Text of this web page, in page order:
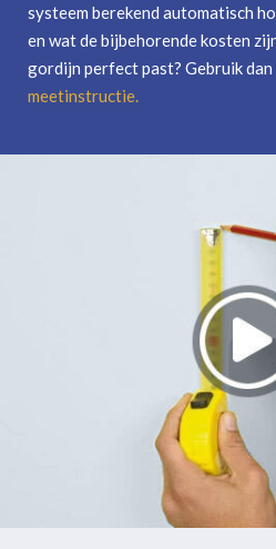
systeem berekend automatisch
en wat de bijbehorende kosten
gordijn perfect past? Gebruik dan
meetinstructie.